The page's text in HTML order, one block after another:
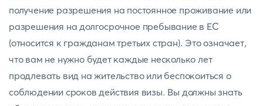
получение разрешения на постоянное проживание или
разрешения на долгосрочное пребывание в ЕС
(относится к гражданам третьих стран). Это означает,
что вам не нужно будет каждые несколько лет
продлевать вид на жительство или беспокоиться о
соблюдении сроков действия визы. Вы должны знать